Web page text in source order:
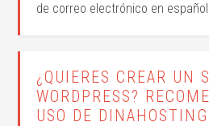
de correo electrónico en
¿QUIERES CREAR UN
WORDPRESS?
USO DE DINAHOSTING